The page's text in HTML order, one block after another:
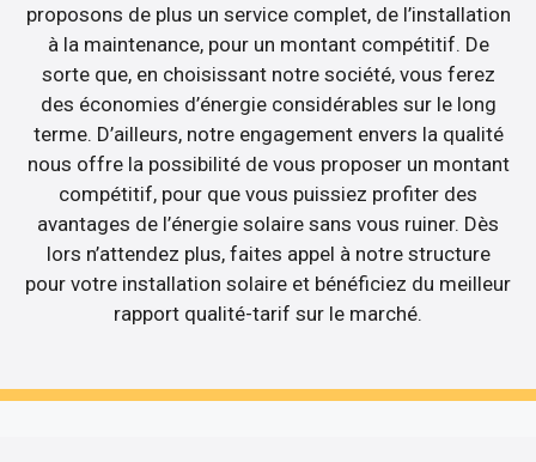
proposons de plus un service complet, de l’installation
à la maintenance, pour un montant compétitif. De
sorte que, en choisissant notre société, vous ferez
des économies d’énergie considérables sur le long
terme. D’ailleurs, notre engagement envers la qualité
nous offre la possibilité de vous proposer un montant
compétitif, pour que vous puissiez profiter des
avantages de l’énergie solaire sans vous ruiner. Dès
lors n’attendez plus, faites appel à notre structure
pour votre installation solaire et bénéficiez du meilleur
rapport qualité-tarif sur le marché.